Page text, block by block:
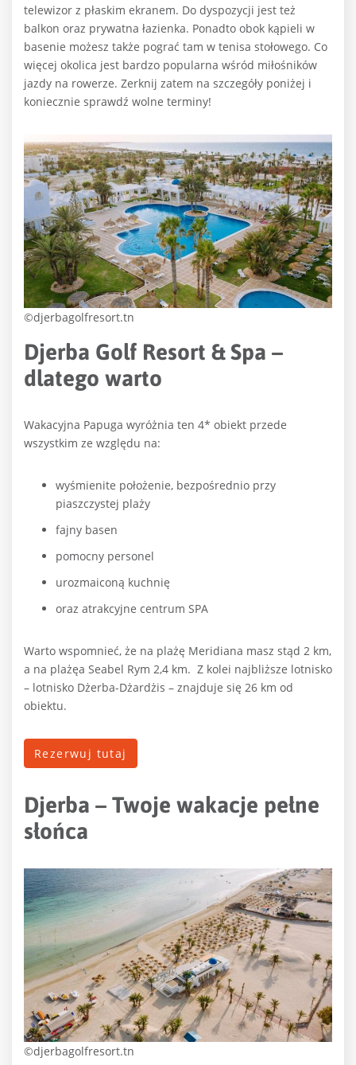
telewizor z płaskim ekranem. Do dyspozycji jest też
balkon oraz prywatna łazienka. Ponadto obok kąpieli w
basenie możesz także pograć tam w tenisa stołowego. Co
więcej okolica jest bardzo popularna wśród miłośników
jazdy na rowerze. Zerknij zatem na szczegóły poniżej i
koniecznie sprawdź wolne terminy!
©djerbagolfresort.tn
Djerba Golf Resort & Spa –
dlatego warto
Wakacyjna Papuga wyróżnia ten 4* obiekt przede
wszystkim ze względu na:
wyśmienite położenie, bezpośrednio przy
piaszczystej plaży
fajny basen
pomocny personel
urozmaiconą kuchnię
oraz atrakcyjne centrum SPA
Warto wspomnieć, że na plażę Meridiana masz stąd 2 km,
a na plażęa Seabel Rym 2,4 km. Z kolei najbliższe lotnisko
– lotnisko Dżerba-Dżardżis – znajduje się 26 km od
obiektu.
Rezerwuj tutaj
Djerba – Twoje wakacje pełne
słońca
©djerbagolfresort.tn